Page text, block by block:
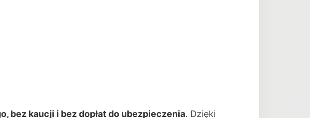
bez kaucji i bez dopłat do ubezpieczenia. Dzięki